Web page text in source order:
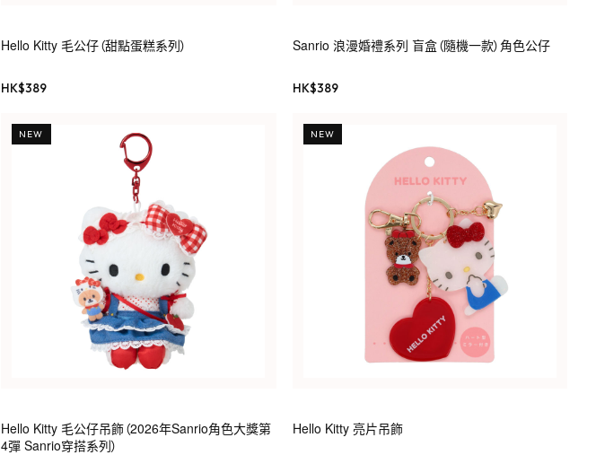
Hello Kitty 毛公仔（甜點蛋糕系列）
HK$389
Sanrio 浪漫婚禮系列 盲盒（隨機一款）角色公仔
HK$389
NEW
Hello Kitty 毛公仔吊飾（2026年Sanrio角色大獎第
4彈 Sanrio穿搭系列）
NEW
Hello Kitty 亮片吊飾